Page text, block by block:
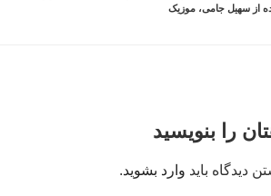
از سهیل جامی،موزیک
را بنویسید
دیدگاه باید وارد بشوید.